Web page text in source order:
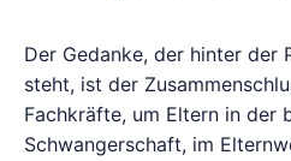
Der Gedanke, der hinter der
steht, ist der
Fachkräfte, um Eltern in der
Schwangerschaft, im